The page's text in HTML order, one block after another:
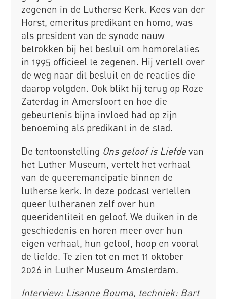
zegenen in de Lutherse Kerk. Kees van der
Horst, emeritus predikant en homo, was
als president van de synode nauw
betrokken bij het besluit om homorelaties
in 1995 officieel te zegenen. Hij vertelt over
de weg naar dit besluit en de reacties die
daarop volgden. Ook blikt hij terug op Roze
Zaterdag in Amersfoort en hoe die
gebeurtenis bijna invloed had op zijn
benoeming als predikant in de stad.
De tentoonstelling Ons geloof is Liefdevan
het Luther Museum, vertelt het verhaal
van de queeremancipatie binnen de
lutherse kerk. In deze podcast vertellen
queer lutheranen zelf over hun
queeridentiteit en geloof. We duiken in de
geschiedenis en horen meer over hun
eigen verhaal, hun geloof, hoop en vooral
de liefde. Te zien tot en met 11 oktober
2026 in Luther Museum Amsterdam.
Interview: Lisanne Bouma, techniek: Bart